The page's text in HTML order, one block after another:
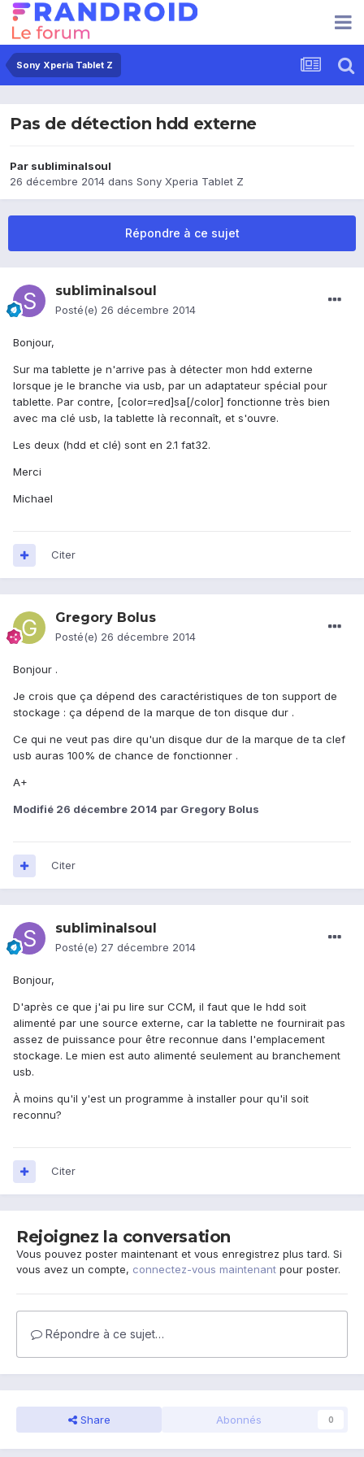
Sony Xperia Tablet Z
Pas de détection hdd externe
Par subliminalsoul
26 décembre 2014 dans Sony Xperia Tablet Z
Répondre à ce sujet
subliminalsoul
Posté(e) 26 décembre 2014
Bonjour,
Sur ma tablette je n'arrive pas à détecter mon hdd externe
lorsque je le branche via usb, par un adaptateur spécial pour
tablette. Par contre, [color=red]sa[/color] fonctionne très bien
avec ma clé usb, la tablette là reconnaît, et s'ouvre.
Les deux (hdd et clé) sont en 2.1 fat32.
Merci
Michael
Citer
Gregory Bolus
Posté(e) 26 décembre 2014
Bonjour .
Je crois que ça dépend des caractéristiques de ton support de
stockage : ça dépend de la marque de ton disque dur .
Ce qui ne veut pas dire qu'un disque dur de la marque de ta clef
usb auras 100% de chance de fonctionner .
A+
Modifié 26 décembre 2014 par Gregory Bolus
Citer
subliminalsoul
Posté(e) 27 décembre 2014
Bonjour,
D'après ce que j'ai pu lire sur CCM, il faut que le hdd soit
alimenté par une source externe, car la tablette ne fournirait pas
assez de puissance pour être reconnue dans l'emplacement
stockage. Le mien est auto alimenté seulement au branchement
usb.
À moins qu'il y'est un programme à installer pour qu'il soit
reconnu?
Citer
Rejoignez la conversation
Vous pouvez poster maintenant et vous enregistrez plus tard. Si
vous avez un compte, connectez-vous maintenant pour poster.
Répondre à ce sujet…
Share Abonnés 0